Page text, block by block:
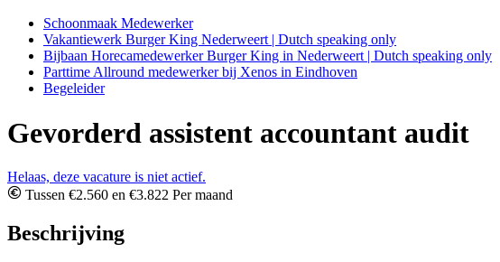
Schoonmaak Medewerker
Vakantiewerk Burger King Nederweert | Dutch speaking only
Bijbaan Horecamedewerker Burger King in Nederweert | Dutch speaking only
Parttime Allround medewerker bij Xenos in Eindhoven
Begeleider
Gevorderd assistent accountant audit
Helaas, deze vacature is niet actief.
Tussen €2.560 en €3.822 Per maand
Beschrijving